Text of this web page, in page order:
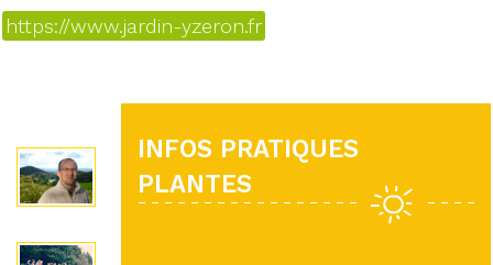
https://www.jardin-yzeron.fr
INFOS PRATIQUES
PLANTES